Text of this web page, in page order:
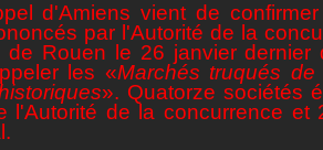
d'Amiens vient de
par l'Autorité de la
de Rouen le 26 janvier
les «Marchés truqués
». Quatorze sociétés
l'Autorité de la concurrence et